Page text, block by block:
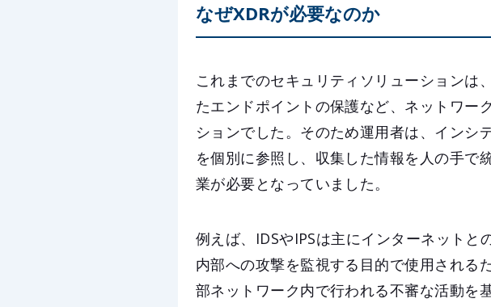
なぜXDRが必要なのか
これまでのセキュリティソリューションは
たエンドポイントの保護など、ネットワー
ションでした。そのため運用者は、インシ
を個別に参照し、収集した情報を人の手で
業が必要となっていました。
例えば、IDSやIPSは主にインターネットと
内部への攻撃を監視する目的で使用される
部ネットワーク内で行われる不審な活動を